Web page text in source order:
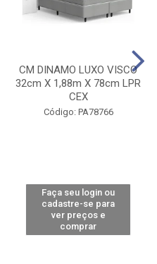
CM DINAMO LUXO VISCO
32cm X 1,88m X 78cm LPR
CEX
Código: PA78766
Faça seu login ou
cadastre-se para
ver preços e
comprar